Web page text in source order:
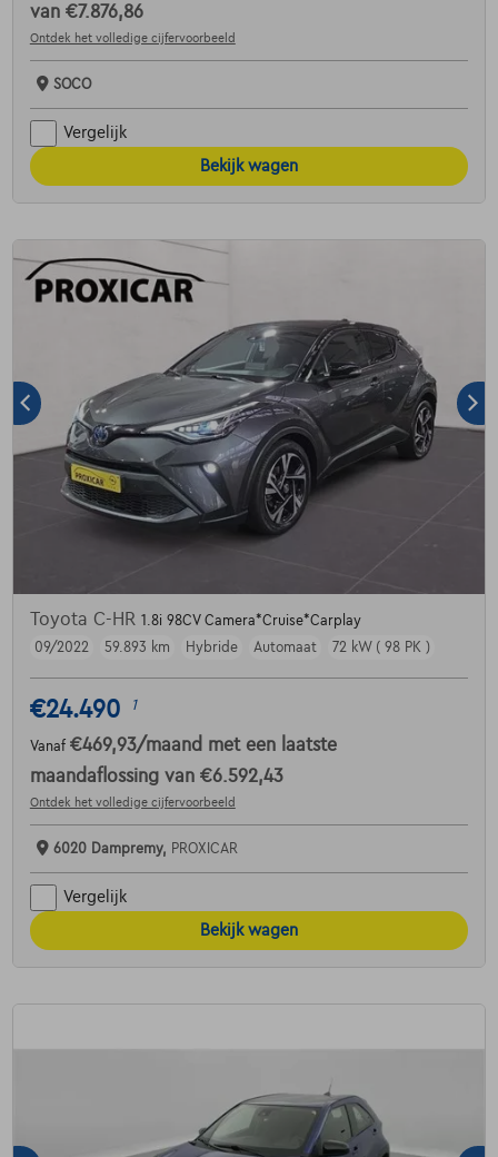
van €7.876,86
Ontdek het volledige cijfervoorbeeld
SOCO
Vergelijk
Bekijk wagen
Toyota C-HR 1.8i 98CV Camera*Cruise*Carplay
09/2022
59.893 km Hybride Automaat 72 kW ( 98 PK )
€24.490 1
Vanaf €469,93/maand met een laatste
maandaflossing van €6.592,43
Ontdek het volledige cijfervoorbeeld
6020 Dampremy, PROXICAR
Vergelijk
Bekijk wagen